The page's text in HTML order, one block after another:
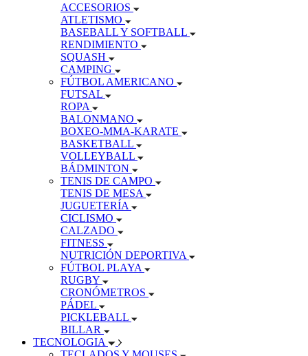
ACCESORIOS
ATLETISMO
BASEBALL Y SOFTBALL
RENDIMIENTO
SQUASH
CAMPING
FÚTBOL AMERICANO
FUTSAL
ROPA
BALONMANO
BOXEO-MMA-KARATE
BASKETBALL
VOLLEYBALL
BÁDMINTON
TENIS DE CAMPO
TENIS DE MESA
JUGUETERÍA
CICLISMO
CALZADO
FITNESS
NUTRICIÓN DEPORTIVA
FÚTBOL PLAYA
RUGBY
CRONÓMETROS
PÁDEL
PICKLEBALL
BILLAR
TECNOLOGIA